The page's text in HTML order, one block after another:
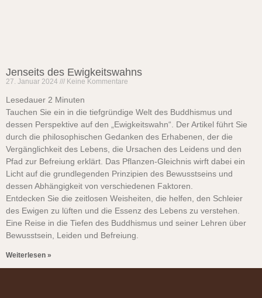
Jenseits des Ewigkeitswahns
27. Januar 2024 Keine Kommentare
Lesedauer 2 Minuten
Tauchen Sie ein in die tiefgründige Welt des Buddhismus und
dessen Perspektive auf den „Ewigkeitswahn“. Der Artikel führt Sie
durch die philosophischen Gedanken des Erhabenen, der die
Vergänglichkeit des Lebens, die Ursachen des Leidens und den
Pfad zur Befreiung erklärt. Das Pflanzen-Gleichnis wirft dabei ein
Licht auf die grundlegenden Prinzipien des Bewusstseins und
dessen Abhängigkeit von verschiedenen Faktoren.
Entdecken Sie die zeitlosen Weisheiten, die helfen, den Schleier
des Ewigen zu lüften und die Essenz des Lebens zu verstehen.
Eine Reise in die Tiefen des Buddhismus und seiner Lehren über
Bewusstsein, Leiden und Befreiung.
Weiterlesen »